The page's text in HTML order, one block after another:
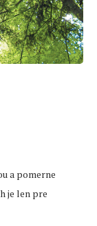
a pomerne
je len pre